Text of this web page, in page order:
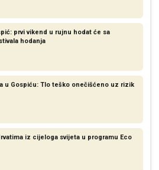
prvi vikend u rujnu hodat će sa
hodanja
u Gospiću: Tlo teško onečišćeno uz rizik
iz cijeloga svijeta u programu Eco